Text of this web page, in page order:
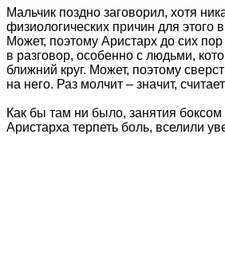
Мальчик поздно заговорил, хотя
физиологических причин для этого
Может, поэтому Аристарх до сих пор
в разговор, особенно с людьми,
ближний круг. Может, поэтому
на него. Раз молчит – значит,
Как бы там ни было, занятия боксом
Аристарха терпеть боль, вселили